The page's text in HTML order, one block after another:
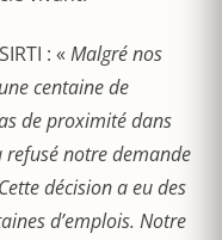
: « Malgré nos
centaine de
de proximité dans
notre demande
décision a eu des
d’emplois. Notre